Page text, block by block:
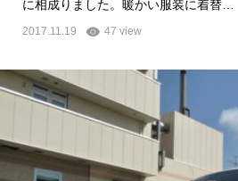
に相成りました。暖かい服装に着替…
2017.11.19 47 view